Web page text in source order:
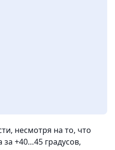
несмотря на то, что
+40…45 градусов,